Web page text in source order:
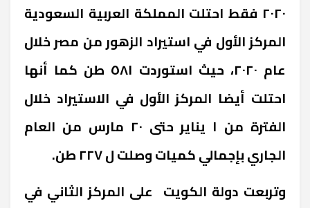
٢٠٢٠ فقط احتلت المملكة العربية السعودية
المركز الأول في استيراد الزهور من مصر خلال
عام ٢٠٢٠، حيث استوردت ٥٨١ طن كما أنها
احتلت أيضا المركز الأول في الاستيراد خلال
الفترة من ١ يناير حتى ٢٠ مارس من العام
الجاري بإجمالي كميات وصلت ل ٢٢٧ طن.
وتربعت دولة الكويت على المركز الثاني في